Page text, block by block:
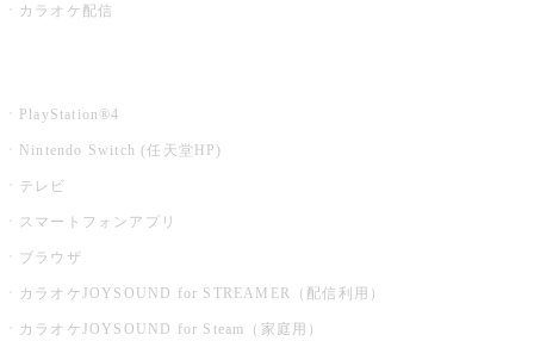
カラオケ配信
PlayStation®4
Nintendo Switch (任天堂HP)
テレビ
スマートフォンアプリ
ブラウザ
カラオケJOYSOUND for STREAMER（配信利用）
カラオケJOYSOUND for Steam（家庭用）